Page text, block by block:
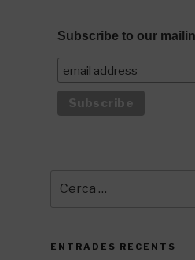
Subscribe to our
ENTRADES RECENTS